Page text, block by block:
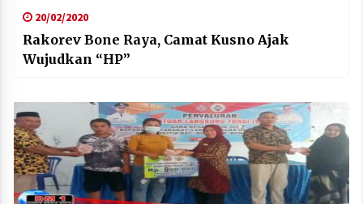
20/02/2020
Rakorev Bone Raya, Camat Kusno Ajak
Wujudkan “HP”